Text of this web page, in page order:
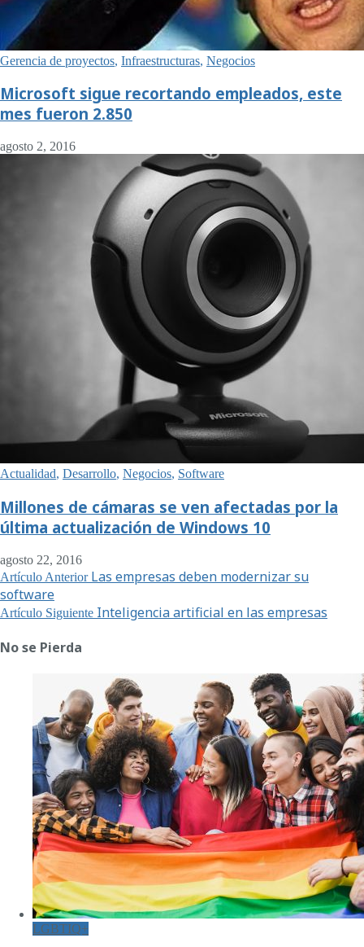
Gerencia de proyectos, Infraestructuras, Negocios
Microsoft sigue recortando empleados, este
mes fueron 2.850
agosto 2, 2016
Actualidad, Desarrollo, Negocios, Software
Millones de cámaras se ven afectadas por la
última actualización de Windows 10
agosto 22, 2016
Artículo Anterior Las empresas deben modernizar su
software
Artículo Siguiente Inteligencia artificial en las empresas
No se Pierda
LGBTIQ+